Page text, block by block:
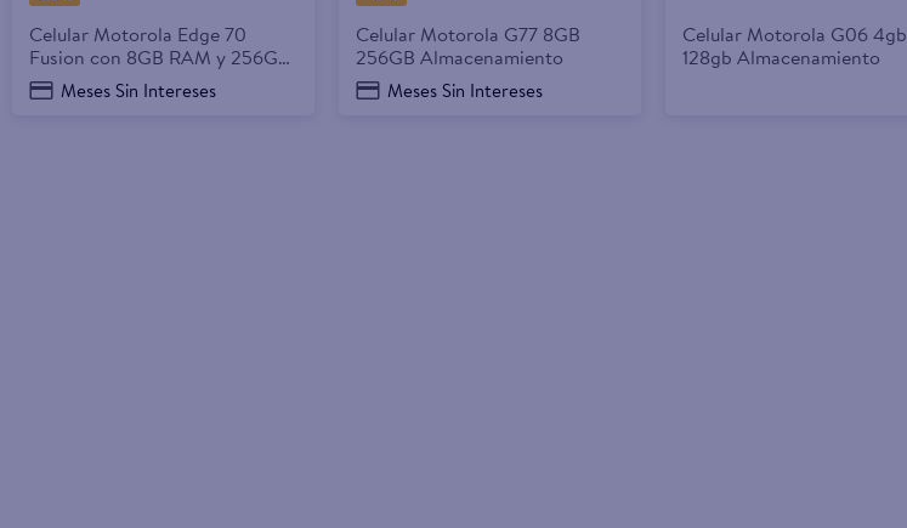
Celular Motorola Edge 70
Fusion con 8GB RAM y 256GB
Almacenamiento
Meses Sin Intereses
Celular Motorola G77 8GB
256GB Almacenamiento
Meses Sin Intereses
Celular Motorola G06 4gb
128gb Almacenamiento